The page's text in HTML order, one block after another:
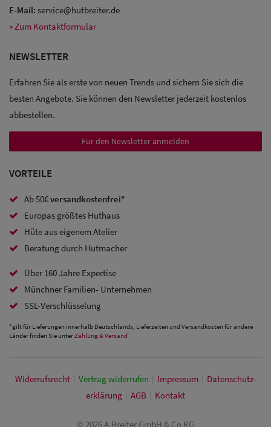
Sale:
Baseball
Sale: Army
Caps
Sale:
Ohrenschutz
E-Mail: service@hutbreiter.de
» Zum Kontaktformular
NEWSLETTER
Erfahren Sie als erste von neuen Trends und sichern Sie sich die
besten Angebote. Sie können den Newsletter jederzeit kostenlos
abbestellen.
Für den Newsletter anmelden
VORTEILE
Ab 50€versandkostenfrei*
Europas größtes Huthaus
Hüte aus eigenem Atelier
Beratung durch Hutmacher
Über 160 Jahre Expertise
Münchner Familien- Unternehmen
SSL-Verschlüsselung
*gilt für Lieferungen innerhalb Deutschlands, Lieferzeiten und Versandkosten für andere
Länder finden Sie unterZahlung & Versand
Widerrufs­recht Vertrag widerrufen Impressum
Daten­schutz­
erklärung
AGB Kontakt
© 2026 A.Breiter GmbH & Co KG